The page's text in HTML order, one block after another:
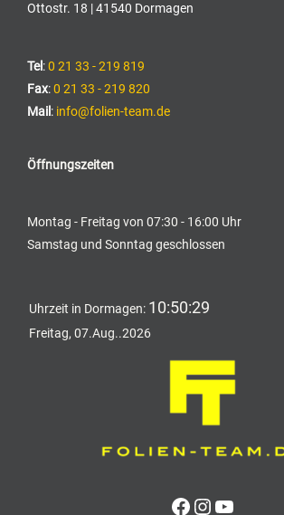
Ottostr. 18 | 41540 Dormagen
Tel:0 21 33 - 219 819
Fax:0 21 33 - 219 820
Mail : info@folien-team.de
Öffnungszeiten
Montag - Freitag von 07:30 - 16:00 Uhr
Samstag und Sonntag geschlossen
Uhrzeit in Dormagen: 10:50:30
Freitag, 07.Aug..2026
Facebook
Instagram
YouTube